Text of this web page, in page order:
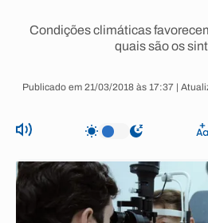
Condições climáticas
quais são os
Publicado em 21/03/2018 às 17:37 |